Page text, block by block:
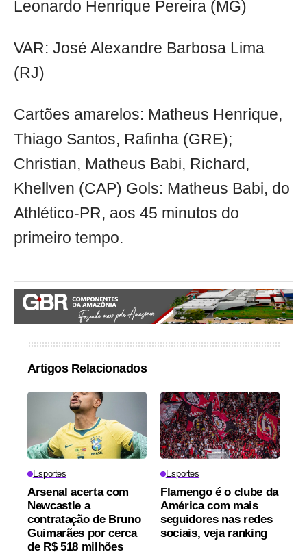
Leonardo Henrique Pereira (MG)
VAR: José Alexandre Barbosa Lima
(RJ)
Cartões amarelos: Matheus Henrique,
Thiago Santos, Rafinha (GRE);
Christian, Matheus Babi, Richard,
Khellven (CAP) Gols: Matheus Babi, do
Athlético-PR, aos 45 minutos do
primeiro tempo.
Artigos Relacionados
Esportes
Arsenal acerta com
Newcastle a
contratação de Bruno
Guimarães por cerca
de R$ 518 milhões
Esportes
Flamengo é o clube da
América com mais
seguidores nas redes
sociais, veja ranking